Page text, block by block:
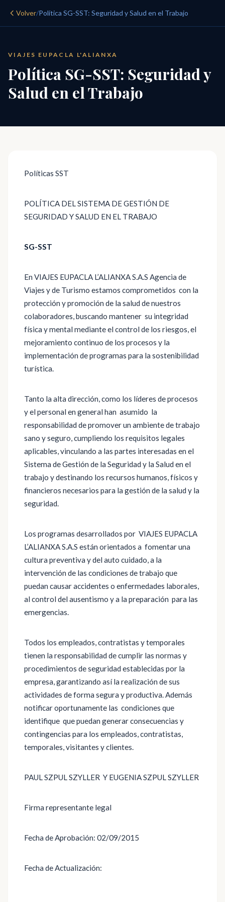
Volver/Política SG-SST: Seguridad y Salud en el Trabajo
VIAJES EUPACLA L'ALIANXA
Política SG-SST: Seguridad y
Salud en el Trabajo
Políticas SST
POLÍTICA DEL SISTEMA DE GESTIÓN DE
SEGURIDAD Y SALUD EN EL TRABAJO
SG-SST
En VIAJES EUPACLA L’ALIANXA S.A.S Agencia de
Viajes y de Turismo estamos comprometidos con la
protección y promoción de la salud de nuestros
colaboradores, buscando mantener su integridad
física y mental mediante el control de los riesgos, el
mejoramiento continuo de los procesos y la
implementación de programas para la sostenibilidad
turística.
Tanto la alta dirección, como los líderes de procesos
y el personal en general han asumido la
responsabilidad de promover un ambiente de trabajo
sano y seguro, cumpliendo los requisitos legales
aplicables, vinculando a las partes interesadas en el
Sistema de Gestión de la Seguridad y la Salud en el
trabajo y destinando los recursos humanos, físicos y
financieros necesarios para la gestión de la salud y la
seguridad.
Los programas desarrollados por VIAJES EUPACLA
L’ALIANXA S.A.S están orientados a fomentar una
cultura preventiva y del auto cuidado, a la
intervención de las condiciones de trabajo que
puedan causar accidentes o enfermedades laborales,
al control del ausentismo y a la preparación para las
emergencias.
Todos los empleados, contratistas y temporales
tienen la responsabilidad de cumplir las normas y
procedimientos de seguridad establecidas por la
empresa, garantizando así la realización de sus
actividades de forma segura y productiva. Además
notificar oportunamente las condiciones que
identifique que puedan generar consecuencias y
contingencias para los empleados, contratistas,
temporales, visitantes y clientes.
PAUL SZPUL SZYLLER Y EUGENIA SZPUL SZYLLER
Firma representante legal
Fecha de Aprobación: 02/09/2015
Fecha de Actualización: